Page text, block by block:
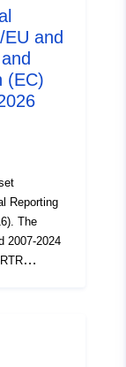
der
oder
mit
sein.
grafischen
die über
and
(EC)
Reporting
2007-2024